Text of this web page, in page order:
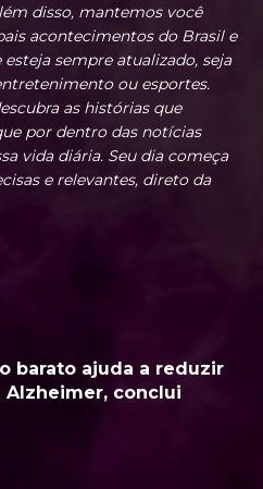
disso, mantemos você
acontecimentos do Brasil e
sempre atualizado, seja
ou esportes.
as histórias que
por dentro das notícias
vida diária. Seu dia começa
e relevantes, direto da
barato ajuda a reduzir
Alzheimer, conclui